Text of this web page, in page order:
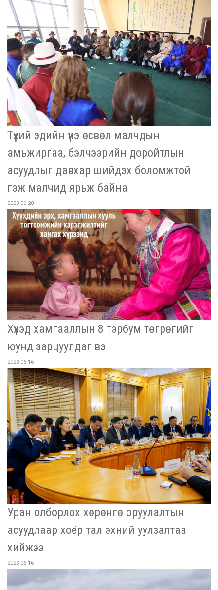
Түүхий эдийн үнэ өсвөл малчдын
амьжиргаа, бэлчээрийн доройтлын
асуудлыг давхар шийдэх боломжтой
гэж малчид ярьж байна
2023-06-20
Хүүхэд хамгааллын 8 тэрбум төгрөгийг
юунд зарцуулдаг вэ
2023-06-16
Уран олборлох хөрөнгө оруулалтын
асуудлаар хоёр тал эхний уулзалтаа
хийжээ
2023-06-16